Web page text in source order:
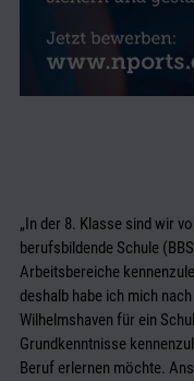
„In der 8. Klasse sind wir
berufsbildende Schule
Arbeitsbereiche
deshalb habe ich mich
Wilhelmshaven für ein
Grundkenntnisse
Beruf erlernen möchte.